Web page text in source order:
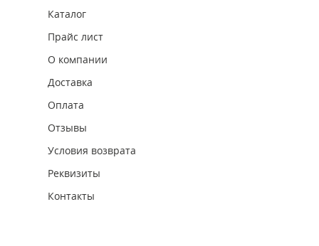
Каталог
Прайс лист
О компании
Доставка
Оплата
Отзывы
Условия возврата
Реквизиты
Контакты